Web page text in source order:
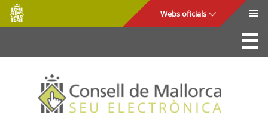
Salta al contingut principal
Consell
de
Mallorca
Webs oficials
La Seu
Consell de Mallorca
Accés i seguretat